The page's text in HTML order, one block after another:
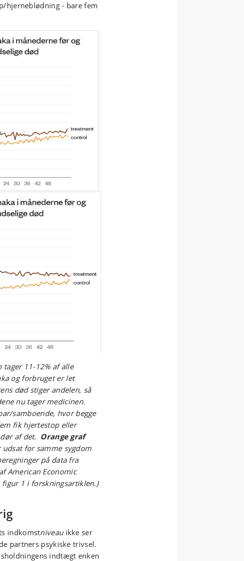
hjerneblødning - bare fem
11-12% af alle
og forbruget er let
død stiger andelen, så
nu tager medicinen.
samboende, hvor begge
fik hjertestop eller
af det. Orange graf
for samme sygdom
på data fra
American Economic
figur 1 i forskningsartiklen.)
indkomstniveau ikke ser
partners psykiske trivsel.
indtægt enken